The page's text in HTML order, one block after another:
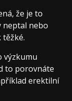
že je to
neptal nebo
výzkumu
to porovnáte
erektilní